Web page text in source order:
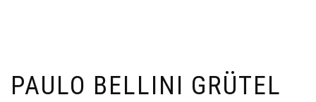
PAULO BELLINI GRÜTEL